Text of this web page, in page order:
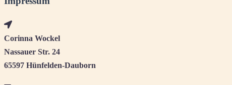
Corinna Wockel
Nassauer Str. 24
65597 Hünfelden-Dauborn